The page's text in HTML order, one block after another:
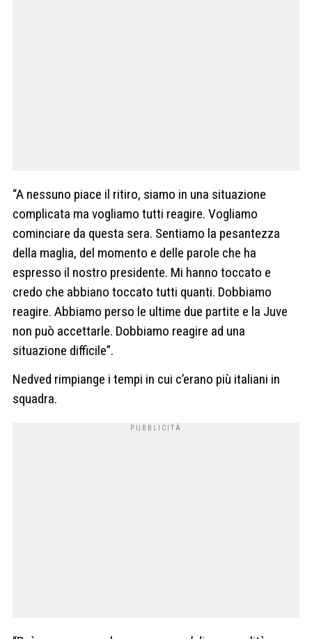
“A nessuno piace il ritiro, siamo in una situazione
complicata ma vogliamo tutti reagire. Vogliamo
cominciare da questa sera. Sentiamo la pesantezza
della maglia, del momento e delle parole che ha
espresso il nostro presidente. Mi hanno toccato e
credo che abbiano toccato tutti quanti. Dobbiamo
reagire. Abbiamo perso le ultime due partite e la Juve
non può accettarle. Dobbiamo reagire ad una
situazione difficile”.
Nedved rimpiange i tempi in cui c’erano più italiani in
squadra.